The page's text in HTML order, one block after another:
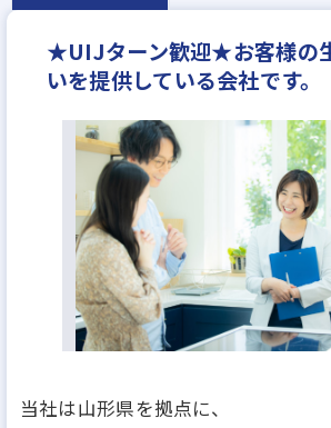
完全週休2日
★UIJターン歓迎★お客様の
いを提供している会社です。
当社は山形県を拠点に、